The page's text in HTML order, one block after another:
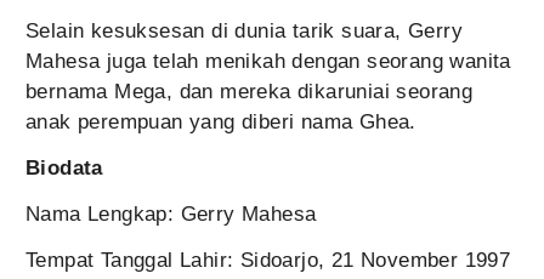
Selain kesuksesan di dunia tarik suara, Gerry
Mahesa juga telah menikah dengan seorang wanita
bernama Mega, dan mereka dikaruniai seorang
anak perempuan yang diberi nama Ghea.
Biodata
Nama Lengkap: Gerry Mahesa
Tempat Tanggal Lahir: Sidoarjo, 21 November 1997